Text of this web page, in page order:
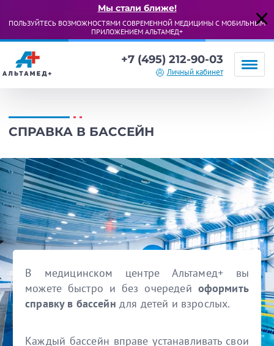
Мы стали ближе!
ПОЛЬЗУЙТЕСЬ ВОЗМОЖНОСТЯМИ СОВРЕМЕННОЙ МЕДИЦИНЫ С МОБИЛЬНЫМ
ПРИЛОЖЕНИЕМ АЛЬТАМЕД+
+7 (495) 212-90-03
Личный кабинет
СПРАВКА В БАССЕЙН
В медицинском центре Альтамед+ вы
можете быстро и без очередей оформить
справку в бассейн для детей и взрослых.
Каждый бассейн вправе устанавливать свои